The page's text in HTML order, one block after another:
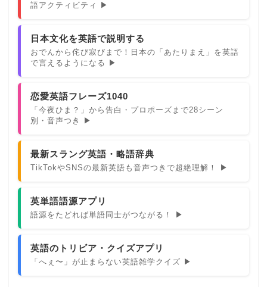
語アクティビティ ▶
日本文化を英語で説明する
おでんから侘び寂びまで！日本の「あたりまえ」を英語
で言えるようになる ▶
恋愛英語フレーズ1040
「今夜ひま？」から告白・プロポーズまで28シーン
別・音声つき ▶
最新スラング英語・略語辞典
TikTokやSNSの最新英語も音声つきで超絶理解！ ▶
英単語語源アプリ
語源をたどれば単語同士がつながる！ ▶
英語のトリビア・クイズアプリ
「へぇ〜」が止まらない英語雑学クイズ ▶